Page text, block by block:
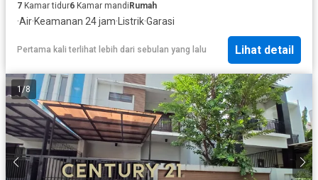
7 Kamar tidur6 Kamar mandiRumah
·Air·Keamanan 24 jam·Listrik·Garasi
Pertama kali terlihat lebih dari sebulan yang lalu Lihat detail
1/8